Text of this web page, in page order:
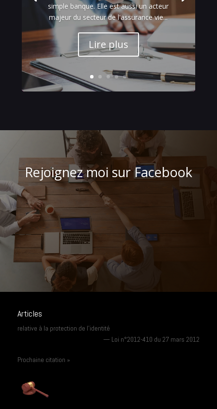
simple banque. Elle est aussi un acteur
majeur du secteur de l'assurance vie...
Lire plus
Rejoignez moi sur Facebook
Articles
relative à la protection de l’identité
— Loi n°2012-410 du 27 mars 2012
Prochaine citation »